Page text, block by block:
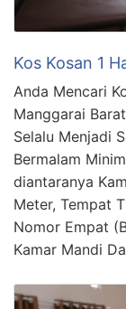
Kos Kosan 1
Anda Mencari
Manggarai Barat
Selalu Menjadi
Bermalam
diantaranya
Meter, Tempat
Nomor Empat
Kamar Mandi